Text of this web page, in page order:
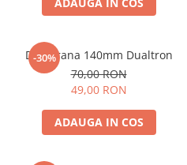
-30%
Disc Frana 140mm Dualtron
70,00 RON
49,00 RON
ADAUGA IN COS